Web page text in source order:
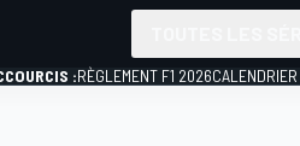
:RÈGLEMENT F1 2026